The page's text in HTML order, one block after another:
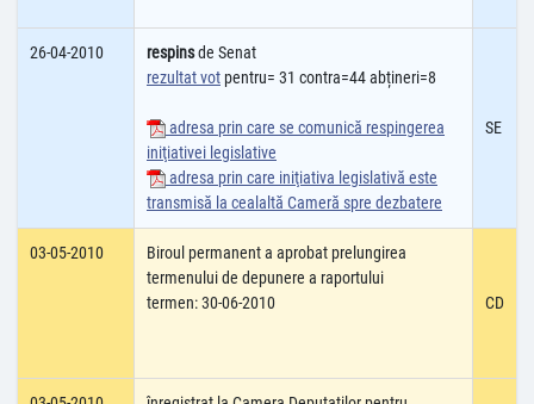
26-04-2010 respinsde Senat
rezultat vot pentru= 31 contra=44 abțineri=8
adresa prin care se comunică respingerea
iniţiativei legislative
adresa prin care iniţiativa legislativă este
transmisă la cealaltă Cameră spre dezbatere
SE
03-05-2010
Biroul permanent a aprobat prelungirea
termenului de depunere a raportului
termen: 30-06-2010
CD